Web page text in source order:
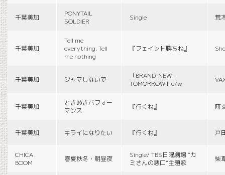
千葉美加
PONYTAIL
SOLDIER
Single 荒
千葉美加
Tell me
everything, Tell
me nothing
『フェイント勝ちね』
千葉美加 ジャマしないで
「BRAND-NEW-
TOMORROW」c/w
千葉美加
ときめきパフォー
マンス
『行くね』 町
千葉美加 キライになりたい 『行くね』 戸
CHICA
BOOM
春夏秋冬・朝昼夜
Single/ TBS日曜劇場 “カ
ミさんの悪口”主題歌
柴